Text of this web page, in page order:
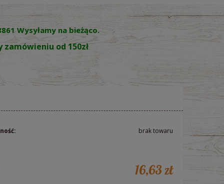
Wysyłamy na bieżąco.
od 150zł
brak towaru
16,63 zł